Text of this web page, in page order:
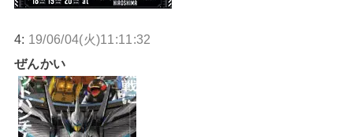
4: 19/06/04(火)11:11:32
ぜんかい